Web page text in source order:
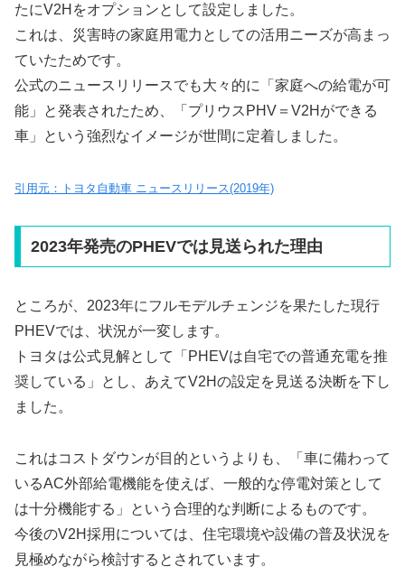
たにV2Hをオプションとして設定しました。
これは、災害時の家庭用電力としての活用ニーズが高まっ
ていたためです。
公式のニュースリリースでも大々的に「家庭への給電が可
能」と発表されたため、「プリウスPHV＝V2Hができる
車」という強烈なイメージが世間に定着しました。
引用元：トヨタ自動車 ニュースリリース(2019年)
2023年発売のPHEVでは見送られた理由
ところが、2023年にフルモデルチェンジを果たした現行
PHEVでは、状況が一変します。
トヨタは公式見解として「PHEVは自宅での普通充電を推
奨している」とし、あえてV2Hの設定を見送る決断を下し
ました。
これはコストダウンが目的というよりも、「車に備わって
いるAC外部給電機能を使えば、一般的な停電対策として
は十分機能する」という合理的な判断によるものです。
今後のV2H採用については、住宅環境や設備の普及状況を
見極めながら検討するとされています。